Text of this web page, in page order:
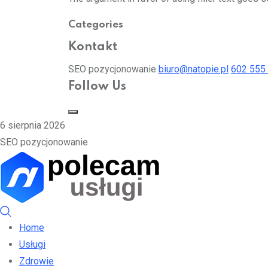
Categories
Kontakt
SEO pozycjonowanie biuro@natopie.pl 602 555
Follow Us
6 sierpnia 2026
SEO pozycjonowanie
Home
Usługi
Zdrowie